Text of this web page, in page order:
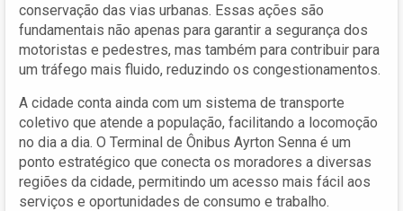
conservação das vias urbanas. Essas ações são
fundamentais não apenas para garantir a segurança dos
motoristas e pedestres, mas também para contribuir para
um tráfego mais fluido, reduzindo os congestionamentos.
A cidade conta ainda com um sistema de transporte
coletivo que atende a população, facilitando a locomoção
no dia a dia. O Terminal de Ônibus Ayrton Senna é um
ponto estratégico que conecta os moradores a diversas
regiões da cidade, permitindo um acesso mais fácil aos
serviços e oportunidades de consumo e trabalho.